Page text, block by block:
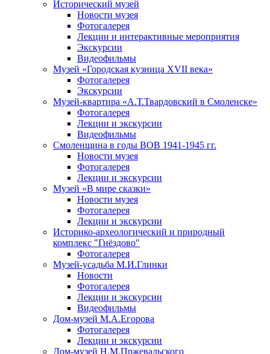
Исторический музей
Новости музея
Фотогалерея
Лекции и интерактивные мероприятия
Экскурсии
Видеофильмы
Музей «Городская кузница XVII века»
Фотогалерея
Экскурсии
Музей-квартира «А.Т.Твардовский в Смоленске»
Фотогалерея
Лекции и экскурсии
Видеофильмы
Смоленщина в годы ВОВ 1941-1945 гг.
Новости музея
Фотогалерея
Лекции и экскурсии
Музей «В мире сказки»
Новости музея
Фотогалерея
Лекции и экскурсии
Историко-археологический и природный
комплекс "Гнёздово"
Фотогалерея
Музей-усадьба М.И.Глинки
Новости
Фотогалерея
Лекции и экскурсии
Видеофильмы
Дом-музей М.А.Егорова
Фотогалерея
Лекции и экскурсии
Дом-музей Н.М.Пржевальского